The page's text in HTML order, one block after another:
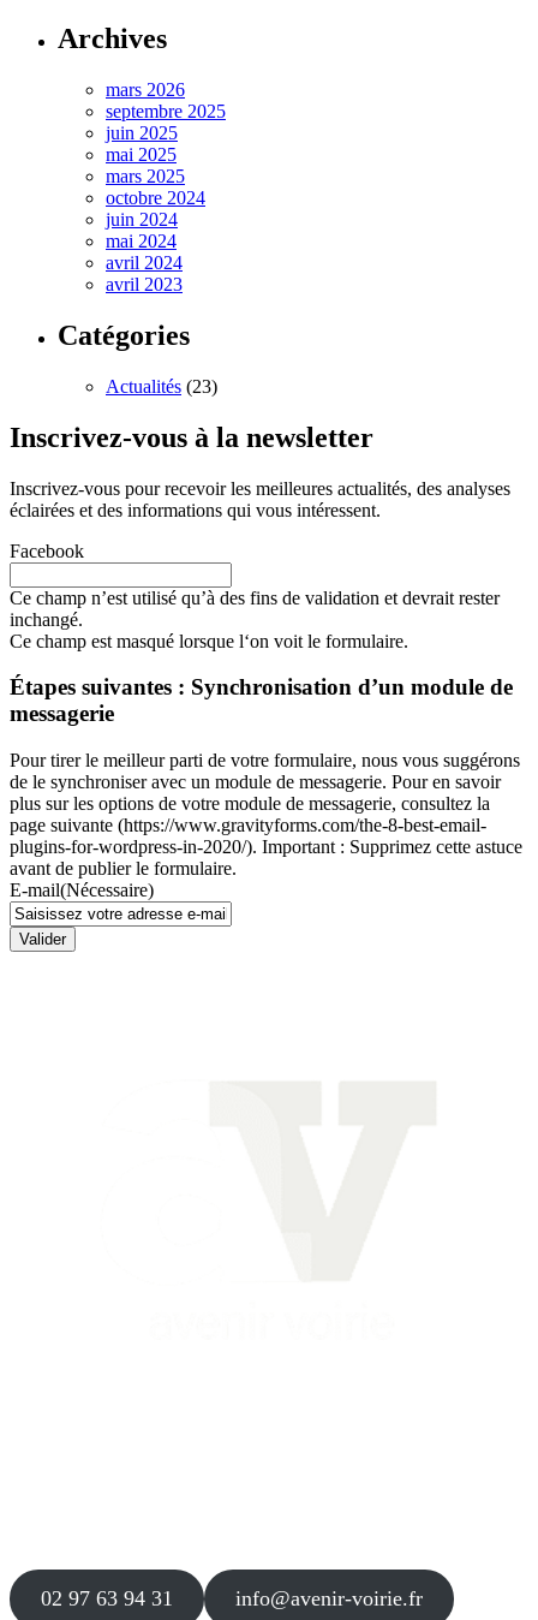
Archives
mars 2026
septembre 2025
juin 2025
mai 2025
mars 2025
octobre 2024
juin 2024
mai 2024
avril 2024
avril 2023
Catégories
Actualités (23)
Inscrivez-vous à la newsletter
Inscrivez-vous pour recevoir les meilleures actualités, des analyses
éclairées et des informations qui vous intéressent.
Facebook
Ce champ n’est utilisé qu’à des fins de validation et devrait rester
inchangé.
Ce champ est masqué lorsque l‘on voit le formulaire.
Étapes suivantes : Synchronisation d’un module de
messagerie
Pour tirer le meilleur parti de votre formulaire, nous vous suggérons
de le synchroniser avec un module de messagerie. Pour en savoir
plus sur les options de votre module de messagerie, consultez la
page suivante (https://www.gravityforms.com/the-8-best-email-
plugins-for-wordpress-in-2020/). Important : Supprimez cette astuce
avant de publier le formulaire.
E-mail(Nécessaire)
Valider
02 97 63 94 31 info@avenir-voirie.fr